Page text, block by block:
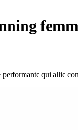
qui allie